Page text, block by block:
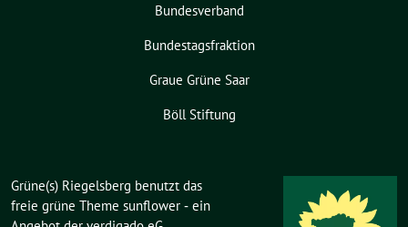
Bundesverband
Bundestagsfraktion
Graue Grüne Saar
Böll Stiftung
Grüne(s) Riegelsberg benutzt das
freie grüne Theme sunflower ‐ ein